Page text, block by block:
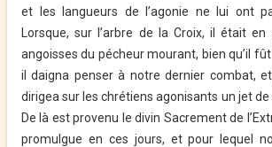
et les langueurs de l’agonie ne lui ont
Lorsque, sur l’arbre de la Croix, il était
angoisses du pécheur mourant, bien qu’il
il daigna penser à notre dernier combat,
dirigea sur les chrétiens agonisants un jet de
De là est provenu le divin Sacrement de
promulgue en ces jours, et pour lequel